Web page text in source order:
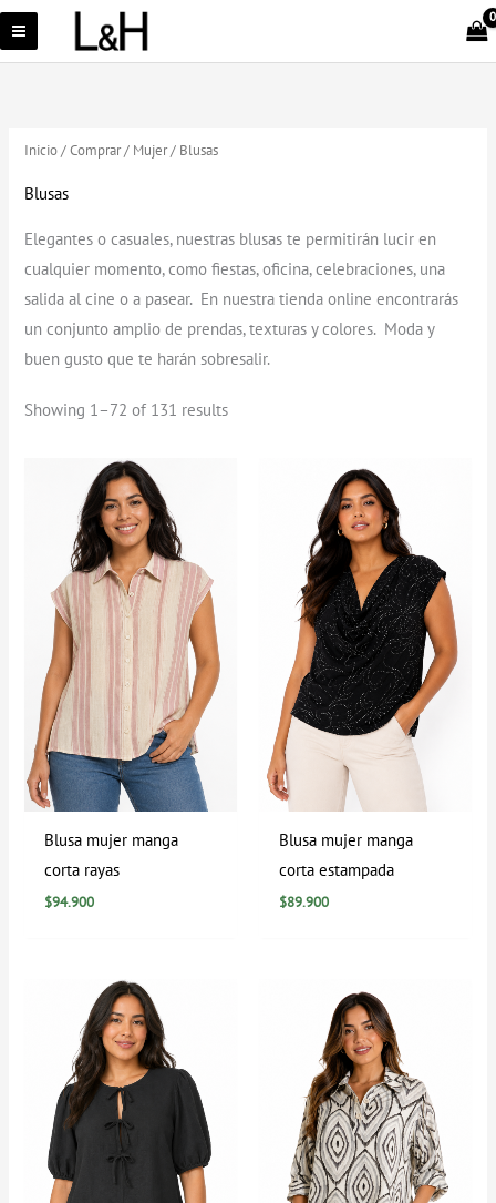
Ir
al
Inicio/Comprar/ Mujer/ Blusas
Blusas
Elegantes o casuales, nuestras blusas te permitirán lucir en
cualquier momento, como fiestas, oficina, celebraciones, una
salida al cine o a pasear. En nuestra tienda online encontrarás
un conjunto amplio de prendas, texturas y colores. Moda y
buen gusto que te harán sobresalir.
Showing 1–72 of 131 results
Blusa mujer manga
corta rayas
$94.900
Blusa mujer manga
corta estampada
$89.900